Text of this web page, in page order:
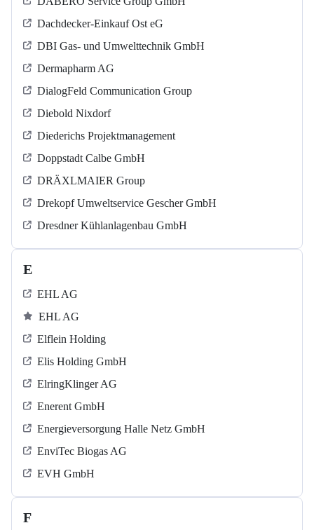
Dachdecker-Einkauf Ost eG
DBI Gas- und Umwelttechnik GmbH
Dermapharm AG
DialogFeld Communication Group
Diebold Nixdorf
Diederichs Projektmanagement
Doppstadt Calbe GmbH
DRÄXLMAIER Group
Drekopf Umweltservice Gescher GmbH
Dresdner Kühlanlagenbau GmbH
E
EHL AG
EHL AG
Elflein Holding
Elis Holding GmbH
ElringKlinger AG
Enerent GmbH
Energieversorgung Halle Netz GmbH
EnviTec Biogas AG
EVH GmbH
F